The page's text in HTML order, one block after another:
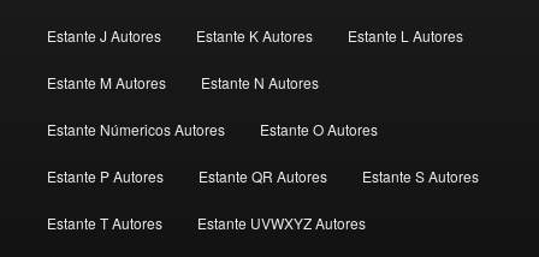
Estante J Autores Estante K Autores Estante L Autores
Estante M Autores Estante N Autores
Estante Númericos Autores Estante O Autores
Estante P Autores Estante QR Autores Estante S Autores
Estante T Autores Estante UVWXYZ Autores